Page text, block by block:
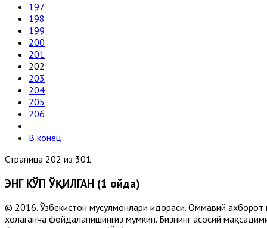
197
198
199
200
201
202
203
204
205
206
В конец
Страница 202 из 301
ЭНГ КЎП ЎҚИЛГАН (1 ойда)
© 2016. Ўзбекистон мусулмонлари идораси. Оммавий ахборот
хоҳлаганча фойдаланишингиз мумкин. Бизнинг асосий